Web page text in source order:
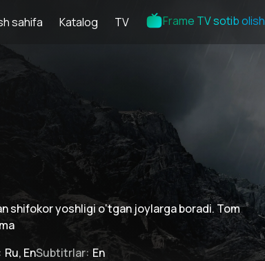
sahifa Katalog TV Frame TV sotib olish
shifokor yoshligi o‘tgan joylarga boradi. Tom
: Ru, EnSubtitrlar: En